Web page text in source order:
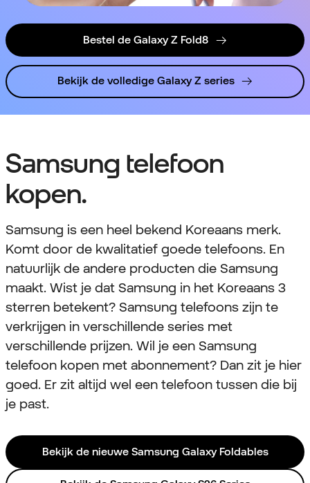
Bestel de Galaxy Z Fold8
Bekijk de volledige Galaxy Z series
Samsung telefoon
kopen.
Samsung is een heel bekend Koreaans merk.
Komt door de kwalitatief goede telefoons. En
natuurlijk de andere producten die Samsung
maakt. Wist je dat Samsung in het Koreaans 3
sterren betekent? Samsung telefoons zijn te
verkrijgen in verschillende series met
verschillende prijzen. Wil je een Samsung
telefoon kopen met abonnement? Dan zit je hier
goed. Er zit altijd wel een telefoon tussen die bij
je past.
Bekijk de nieuwe Samsung Galaxy Foldables